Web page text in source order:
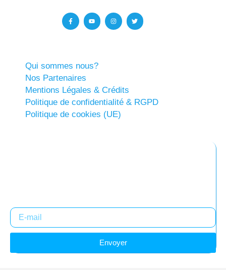
Qui sommes nous?
Nos Partenaires
Mentions Légales & Crédits
Politique de confidentialité & RGPD
Politique de cookies (UE)
Envoyer